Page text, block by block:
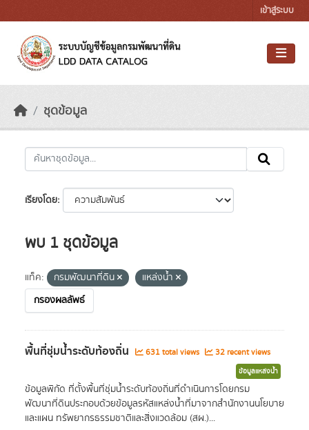
เข้าสู่ระบบ
ชุดข้อมูล
เรียงโดย
พบ 1 ชุดข้อมูล
แท็ค: กรมพัฒนาที่ดิน
แหล่งน้ำ
กรองผลลัพธ์
พื้นที่ชุ่มน้ำระดับท้องถิ่น 631 total views 32 recent views
ข้อมูลแหล่งน้ำ
ข้อมูลพิกัด ที่ตั้งพื้นที่ชุ่มน้ำระดับท้องถิ่นที่ดำเนินการโดยกรม
พัฒนาที่ดินประกอบด้วยข้อมูลรหัสแหล่งน้ำที่มาจากสำนักงานนโยบาย
และแผน ทรัพยากรธรรมชาติและสิ่งแวดล้อม (สผ.)...